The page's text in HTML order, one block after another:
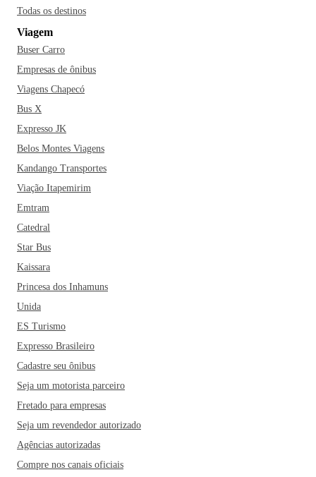
Todas os destinos
Viagem
Buser Carro
Empresas de ônibus
Viagens Chapecó
Bus X
Expresso JK
Belos Montes Viagens
Kandango Transportes
Viação Itapemirim
Emtram
Catedral
Star Bus
Kaissara
Princesa dos Inhamuns
Unida
ES Turismo
Expresso Brasileiro
Cadastre seu ônibus
Seja um motorista parceiro
Fretado para empresas
Seja um revendedor autorizado
Agências autorizadas
Compre nos canais oficiais